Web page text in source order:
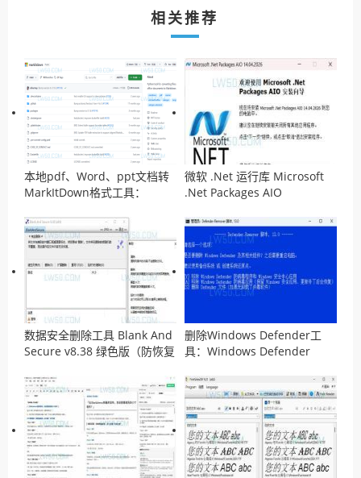
相关推荐
本地pdf、Word、ppt文档转
MarkItDown格式工具：
微软 .Net 运行库 Microsoft
.Net Packages AIO
数据安全删除工具 Blank And
Secure v8.38 绿色版（防恢复
删除Windows Defender工
具：Windows Defender